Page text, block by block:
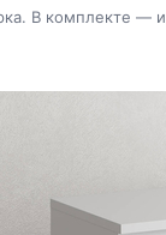
В комплекте —